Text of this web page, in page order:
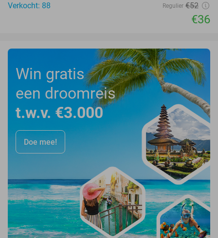
Verkocht: 88
Regulier €52
€36
Win gratis
een droomreis
t.w.v. €3.000
Doe mee!